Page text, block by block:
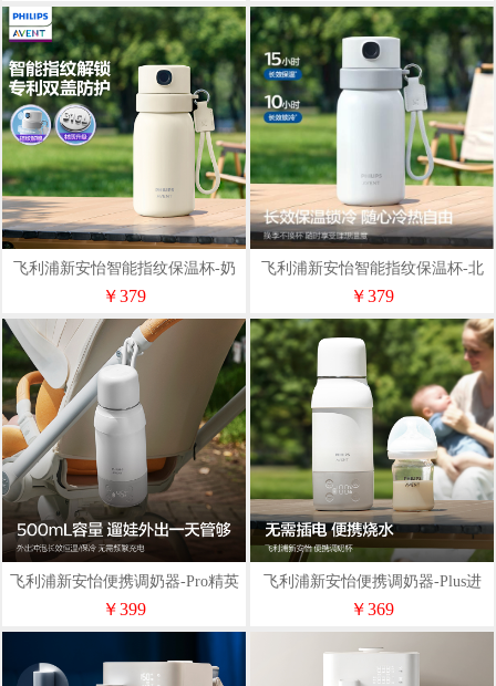
飞利浦新安怡智能指纹保温杯-奶
酪白（Y-ZWS02A）
￥379
飞利浦新安怡智能指纹保温杯-北
极白（Y-ZWS02）
￥379
飞利浦新安怡便携调奶器-Pro精英
版（Y-HT17）
￥399
飞利浦新安怡便携调奶器-Plus进
阶版（Y-HT16）
￥369